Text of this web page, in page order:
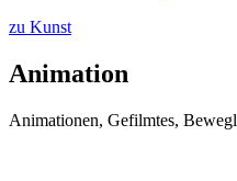
zu Kunst
Animation
Ani­ma­tio­nen, Gefilm­tes,